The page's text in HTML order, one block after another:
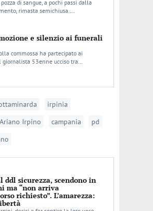
di sangue, a pochi passi dalla
rimasta semichiusa….
e silenzio ai funerali
commossa ha partecipato ai
giornalista 53enne ucciso tra…
irpinia
Ariano Irpino campania
pd
ddl sicurezza, scendono in
ma “non arriva
richiesto”. L’amarezza: